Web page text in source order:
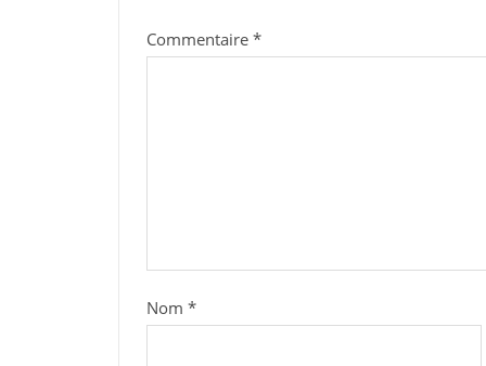
Commentaire *
Nom *